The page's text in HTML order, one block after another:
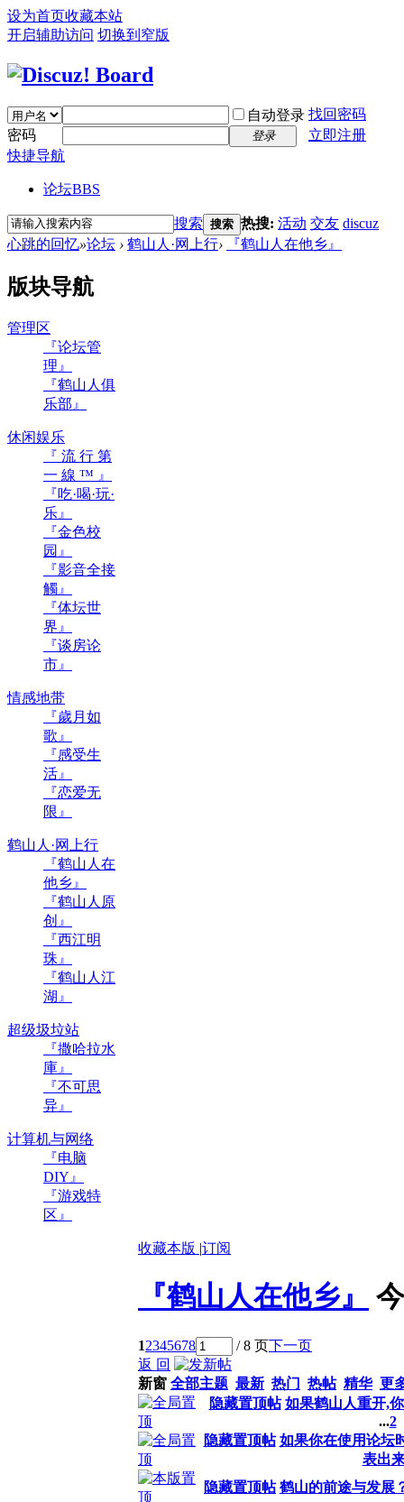
设为首页收藏本站
开启辅助访问 切换到窄版
自动登录 找回密码
密码
登录
立即注册
快捷导航
论坛BBS
搜索 搜索 热搜: 活动 交友 discuz
心跳的回忆»论坛 › 鹤山人·网上行› 『鹤山人在他乡』
版块导航
管理区
『论坛管
理』
『鹤山人俱
乐部』
休闲娱乐
『 流 行 第
一 線 ™ 』
『吃·喝·玩·
乐』
『金色校
园』
『影音全接
觸』
『体坛世
界』
『谈房论
市』
情感地带
『歲月如
歌』
『感受生
活』
『恋爱无
限』
鹤山人·网上行
『鹤山人在
他乡』
『鹤山人原
创』
『西江明
珠』
『鹤山人江
湖』
超级圾垃站
『撒哈拉水
庫』
『不可思
异』
计算机与网络
『电脑
DIY』
『游戏特
区』
收藏本版 |订阅
『鹤山人在他乡』
12345678 / 8 页下一页
返 回
新窗 全部主题 最新 热门 热帖 精华 更
隐藏置顶帖 如果鹤山人重开,
...2
隐藏置顶帖 如果你在使用论坛
表出
隐藏置顶帖 鹤山的前途与发展